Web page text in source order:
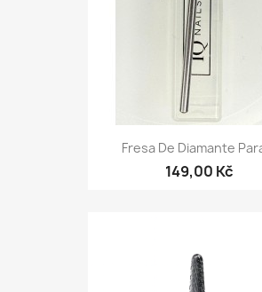
Fresa De Diamante
149,00 Kč